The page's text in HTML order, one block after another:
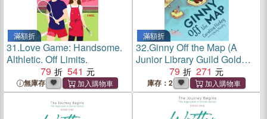
滿額折
31.Love Game: Handsome.
Althletic. Off Limits.
79
541
無庫存
滿額折
32.Ginny Off the Map (A
Junior Library Guild Gold
Standard Selection)
79 271
庫存：2